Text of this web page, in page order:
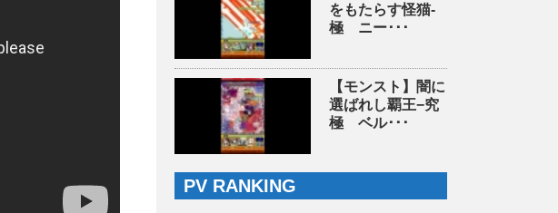
をもたらす怪猫-
極 ニー･･･
【モンスト】闇に
選ばれし覇王−究
極 ベル･･･
PV RANKING